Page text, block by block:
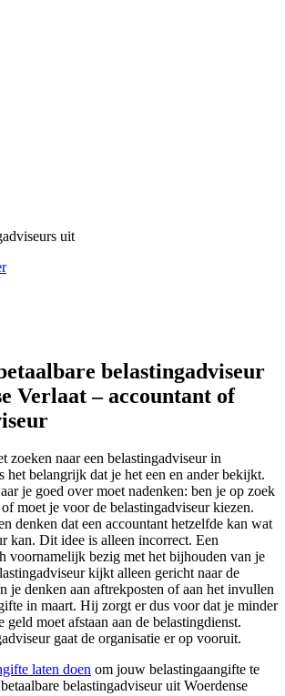
uit
belastingadviseur
Verlaat – accountant of
zoeken naar een belastingadviseur in
het belangrijk dat je het een en ander bekijkt.
je goed over moet nadenken: ben je op zoek
moet je voor de belastingadviseur kiezen.
denken dat een accountant hetzelfde kan wat
kan. Dit idee is alleen incorrect. Een
voornamelijk bezig met het bijhouden van je
kijkt alleen gericht naar de
je denken aan aftrekposten of aan het invullen
in maart. Hij zorgt er dus voor dat je minder
geld moet afstaan aan de belastingdienst.
gaat de organisatie er op vooruit.
laten doen om jouw belastingaangifte te
belastingadviseur uit Woerdense